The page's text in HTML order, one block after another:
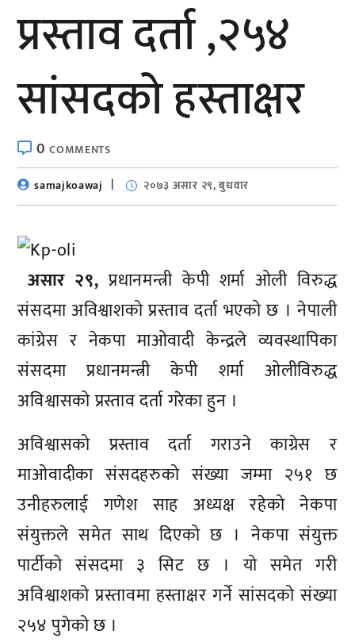
प्रस्ताव दर्ता ,२५४
सांसदको हस्ताक्षर
0COMMENTS
samajkoawaj
२०७३ असार २९, बुधवार
असार २९, प्रधानमन्त्री केपी शर्मा ओली विरुद्ध
संसदमा अविश्वाशको प्रस्ताव दर्ता भएको छ । नेपाली
कांग्रेस र नेकपा माओवादी केन्द्रले व्यवस्थापिका
संसदमा प्रधानमन्त्री केपी शर्मा ओलीविरुद्ध
अविश्वासको प्रस्ताव दर्ता गरेका हुन ।
अविश्वासको प्रस्ताव दर्ता गराउने काग्रेस र
माओवादीका संसदहरुको संख्या जम्मा २५१ छ
उनीहरुलाई गणेश साह अध्यक्ष रहेको नेकपा
संयुक्तले समेत साथ दिएको छ । नेकपा संयुक्त
पार्टीको संसदमा ३ सिट छ । यो समेत गरी
अविश्वाशको प्रस्तावमा हस्ताक्षर गर्ने सांसदको संख्या
२५४ पुगेको छ ।